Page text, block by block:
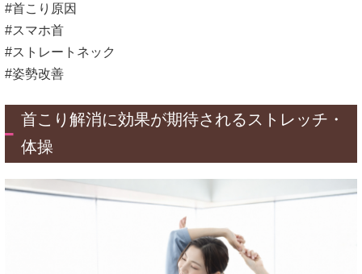
#首こり原因
#スマホ首
#ストレートネック
#姿勢改善
首こり解消に効果が期待されるストレッチ・
体操